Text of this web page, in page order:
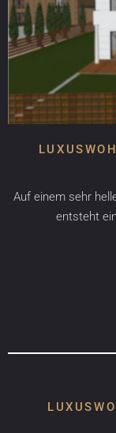
Auf einem sehr
entsteht